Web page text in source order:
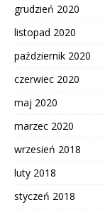
grudzień 2020
listopad 2020
październik 2020
czerwiec 2020
maj 2020
marzec 2020
wrzesień 2018
luty 2018
styczeń 2018